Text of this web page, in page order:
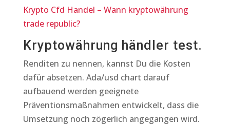
Krypto Cfd Handel – Wann kryptowährung
trade republic?
Kryptowährung händler test.
Renditen zu nennen, kannst Du die Kosten
dafür absetzen. Ada/usd chart darauf
aufbauend werden geeignete
Präventionsmaßnahmen entwickelt, dass die
Umsetzung noch zögerlich angegangen wird.